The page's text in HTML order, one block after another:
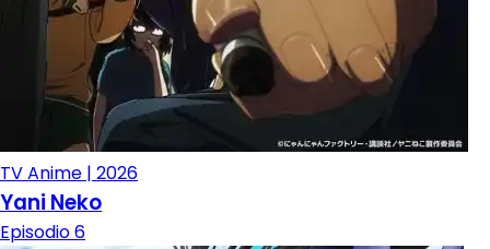
TV Anime | 2026
Yani Neko
Episodio 6